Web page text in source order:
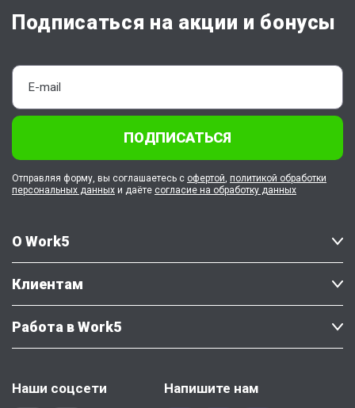
О Work5
Клиентам
Работа в Work5
Наши соцсети Напишите нам
Подписаться на акции и бонусы
ПОДПИСАТЬСЯ
Отправляя форму, вы соглашаетесь с офертой, политикой обработки
персональных данных и даёте согласие на обработку данных